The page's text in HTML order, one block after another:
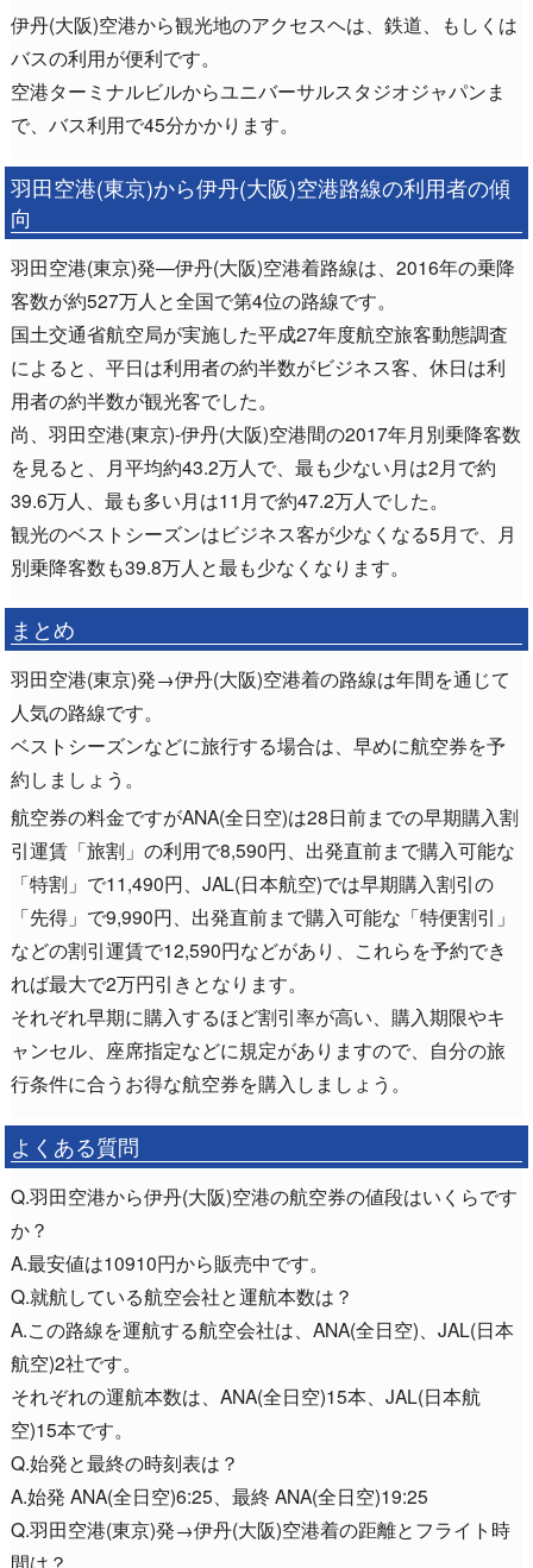
伊丹(大阪)空港から観光地のアクセスヘは、鉄道、もしくは
バスの利用が便利です。
空港ターミナルビルからユニバーサルスタジオジャパンま
で、バス利用で45分かかります。
羽田空港(東京)から伊丹(大阪)空港路線の利用者の傾
向
羽田空港(東京)発―伊丹(大阪)空港着路線は、2016年の乗降
客数が約527万人と全国で第4位の路線です。
国土交通省航空局が実施した平成27年度航空旅客動態調査
によると、平日は利用者の約半数がビジネス客、休日は利
用者の約半数が観光客でした。
尚、羽田空港(東京)-伊丹(大阪)空港間の2017年月別乗降客数
を見ると、月平均約43.2万人で、最も少ない月は2月で約
39.6万人、最も多い月は11月で約47.2万人でした。
観光のベストシーズンはビジネス客が少なくなる5月で、月
別乗降客数も39.8万人と最も少なくなります。
まとめ
羽田空港(東京)発→伊丹(大阪)空港着の路線は年間を通じて
人気の路線です。
ベストシーズンなどに旅行する場合は、早めに航空券を予
約しましょう。
航空券の料金ですがANA(全日空)は28日前までの早期購入割
引運賃「旅割」の利用で8,590円、出発直前まで購入可能な
「特割」で11,490円、JAL(日本航空)では早期購入割引の
「先得」で9,990円、出発直前まで購入可能な「特便割引」
などの割引運賃で12,590円などがあり、これらを予約でき
れば最大で2万円引きとなります。
それぞれ早期に購入するほど割引率が高い、購入期限やキ
ャンセル、座席指定などに規定がありますので、自分の旅
行条件に合うお得な航空券を購入しましょう。
よくある質問
Q.羽田空港から伊丹(大阪)空港の航空券の値段はいくらです
か？
A.最安値は10910円から販売中です。
Q.就航している航空会社と運航本数は？
A.この路線を運航する航空会社は、ANA(全日空)、JAL(日本
航空)2社です。
それぞれの運航本数は、ANA(全日空)15本、JAL(日本航
空)15本です。
Q.始発と最終の時刻表は？
A.始発 ANA(全日空)6:25、最終 ANA(全日空)19:25
Q.羽田空港(東京)発→伊丹(大阪)空港着の距離とフライト時
間は？